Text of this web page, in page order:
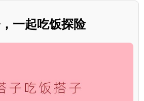
一起吃饭探险